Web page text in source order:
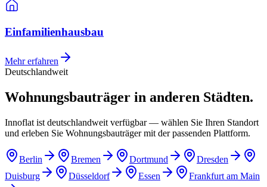
Einfamilienhausbau
Mehr erfahren
Deutschlandweit
Wohnungsbauträger in anderen Städten.
Innoflat ist deutschlandweit verfügbar — wählen Sie Ihren Standort
und erleben Sie Wohnungsbauträger mit der passenden Plattform.
Berlin Bremen Dortmund
Dresden
Duisburg
Düsseldorf Essen Frankfurt am Main